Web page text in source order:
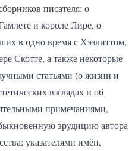
писателя: о
и короле Лире, о
в одно время с Хэзлиттом,
Скотте, а также некоторые
статьями (о жизни и
взглядах и об
примечаниями,
эрудицию автора
указателями имён,